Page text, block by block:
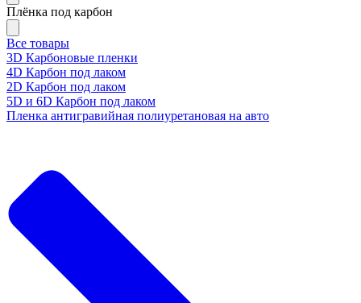
Плёнка под карбон
Все товары
3D Карбоновые пленки
4D Карбон под лаком
2D Карбон под лаком
5D и 6D Карбон под лаком
Пленка антигравийная полиуретановая на авто